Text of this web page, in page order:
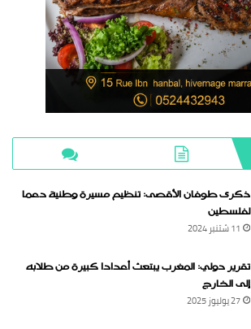
ذكرى طوفان الأقصى: تنظيم مسيرة وطنية دعما
لفلسطين
11 شتنبر 2024
تقرير دولي: المغرب يبتعث أعدادا كبيرة من طلابه
إلى الخارج
27 يوليوز 2025